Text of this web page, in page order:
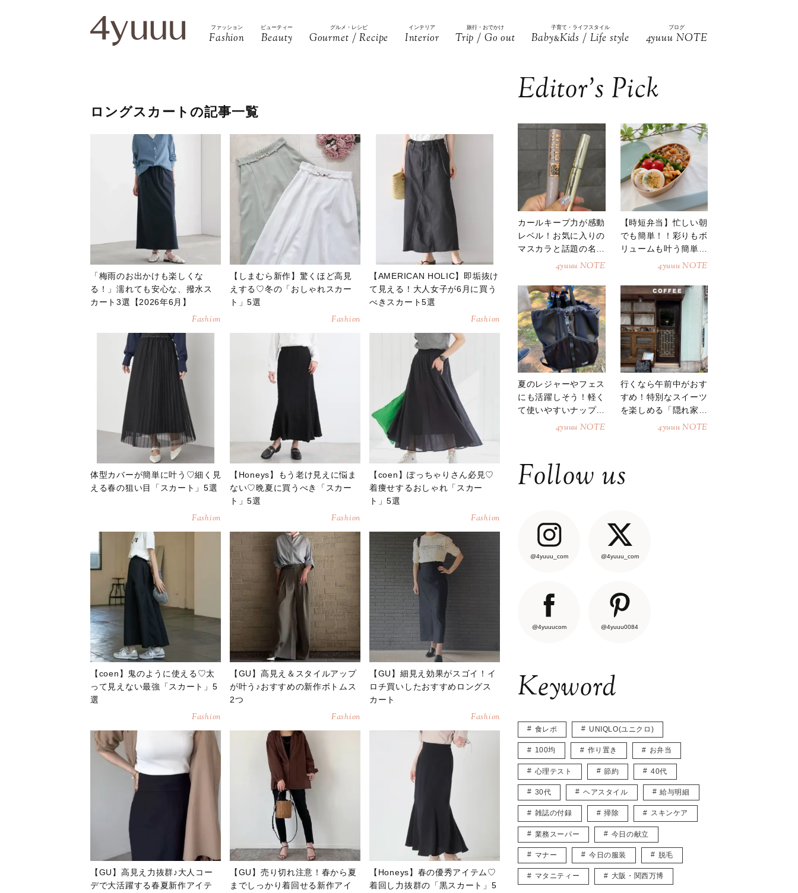
ファッション
Fashion
ビューティー
Beauty
グルメ・レシピ
Gourmet / Recipe
インテリア
Interior
旅行・おでかけ
Trip / Go out
子育て・ライフスタイル
Baby&Kids / Life style
ブログ
4yuuu NOTE
ロングスカートの記事一覧
「梅雨のお出かけも楽しくな
る！」濡れても安心な、撥水ス
カート3選【2026年6月】
Fashion
【しまむら新作】驚くほど高見
えする♡冬の「おしゃれスカー
ト」5選
Fashion
【AMERICAN HOLIC】即垢抜け
て見える！大人女子が6月に買う
べきスカート5選
Fashion
体型カバーが簡単に叶う♡細く見
える春の狙い目「スカート」5選
Fashion
【Honeys】もう老け見えに悩ま
ない♡晩夏に買うべき「スカー
ト」5選
Fashion
【coen】ぽっちゃりさん必見♡
着痩せするおしゃれ「スカー
ト」5選
Fashion
【coen】鬼のように使える♡太
って見えない最強「スカート」5
選
Fashion
【GU】高見え＆スタイルアップ
が叶う♪おすすめの新作ボトムス
2つ
Fashion
【GU】細見え効果がスゴイ！イ
ロチ買いしたおすすめロングス
カート
Fashion
【GU】高見え力抜群♪大人コー
デで大活躍する春夏新作アイテ
【GU】売り切れ注意！春から夏
までしっかり着回せる新作アイ
【Honeys】春の優秀アイテム♡
着回し力抜群の「黒スカート」5
Editor’s Pick
カールキープ力が感動
レベル！お気に入りの
マスカラと話題の名品
4yuuu NOTE
【時短弁当】忙しい朝
でも簡単！！彩りもボ
リュームも叶う簡単そ
4yuuu NOTE
夏のレジャーやフェス
にも活躍しそう！軽く
て使いやすいナップサ
4yuuu NOTE
行くなら午前中がおす
すめ！特別なスイーツ
を楽しめる「隠れ家カ
4yuuu NOTE
Follow us
@4yuuu_com @4yuuu_com
@4yuuucom @4yuuu0084
Keyword
食レポ UNIQLO(ユニクロ)
100均 作り置き お弁当
心理テスト 節約 40代
30代 ヘアスタイル 給与明細
雑誌の付録 掃除 スキンケア
業務スーパー 今日の献立
マナー 今日の服装 脱毛
マタニティー 大阪・関西万博